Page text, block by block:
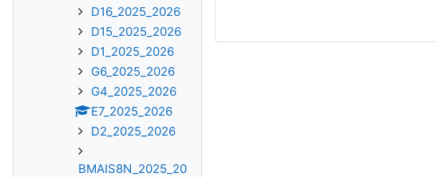
D16_2025_2026
D15_2025_2026
D1_2025_2026
G6_2025_2026
G4_2025_2026
E7_2025_2026
D2_2025_2026
BMAIS8N_2025_20